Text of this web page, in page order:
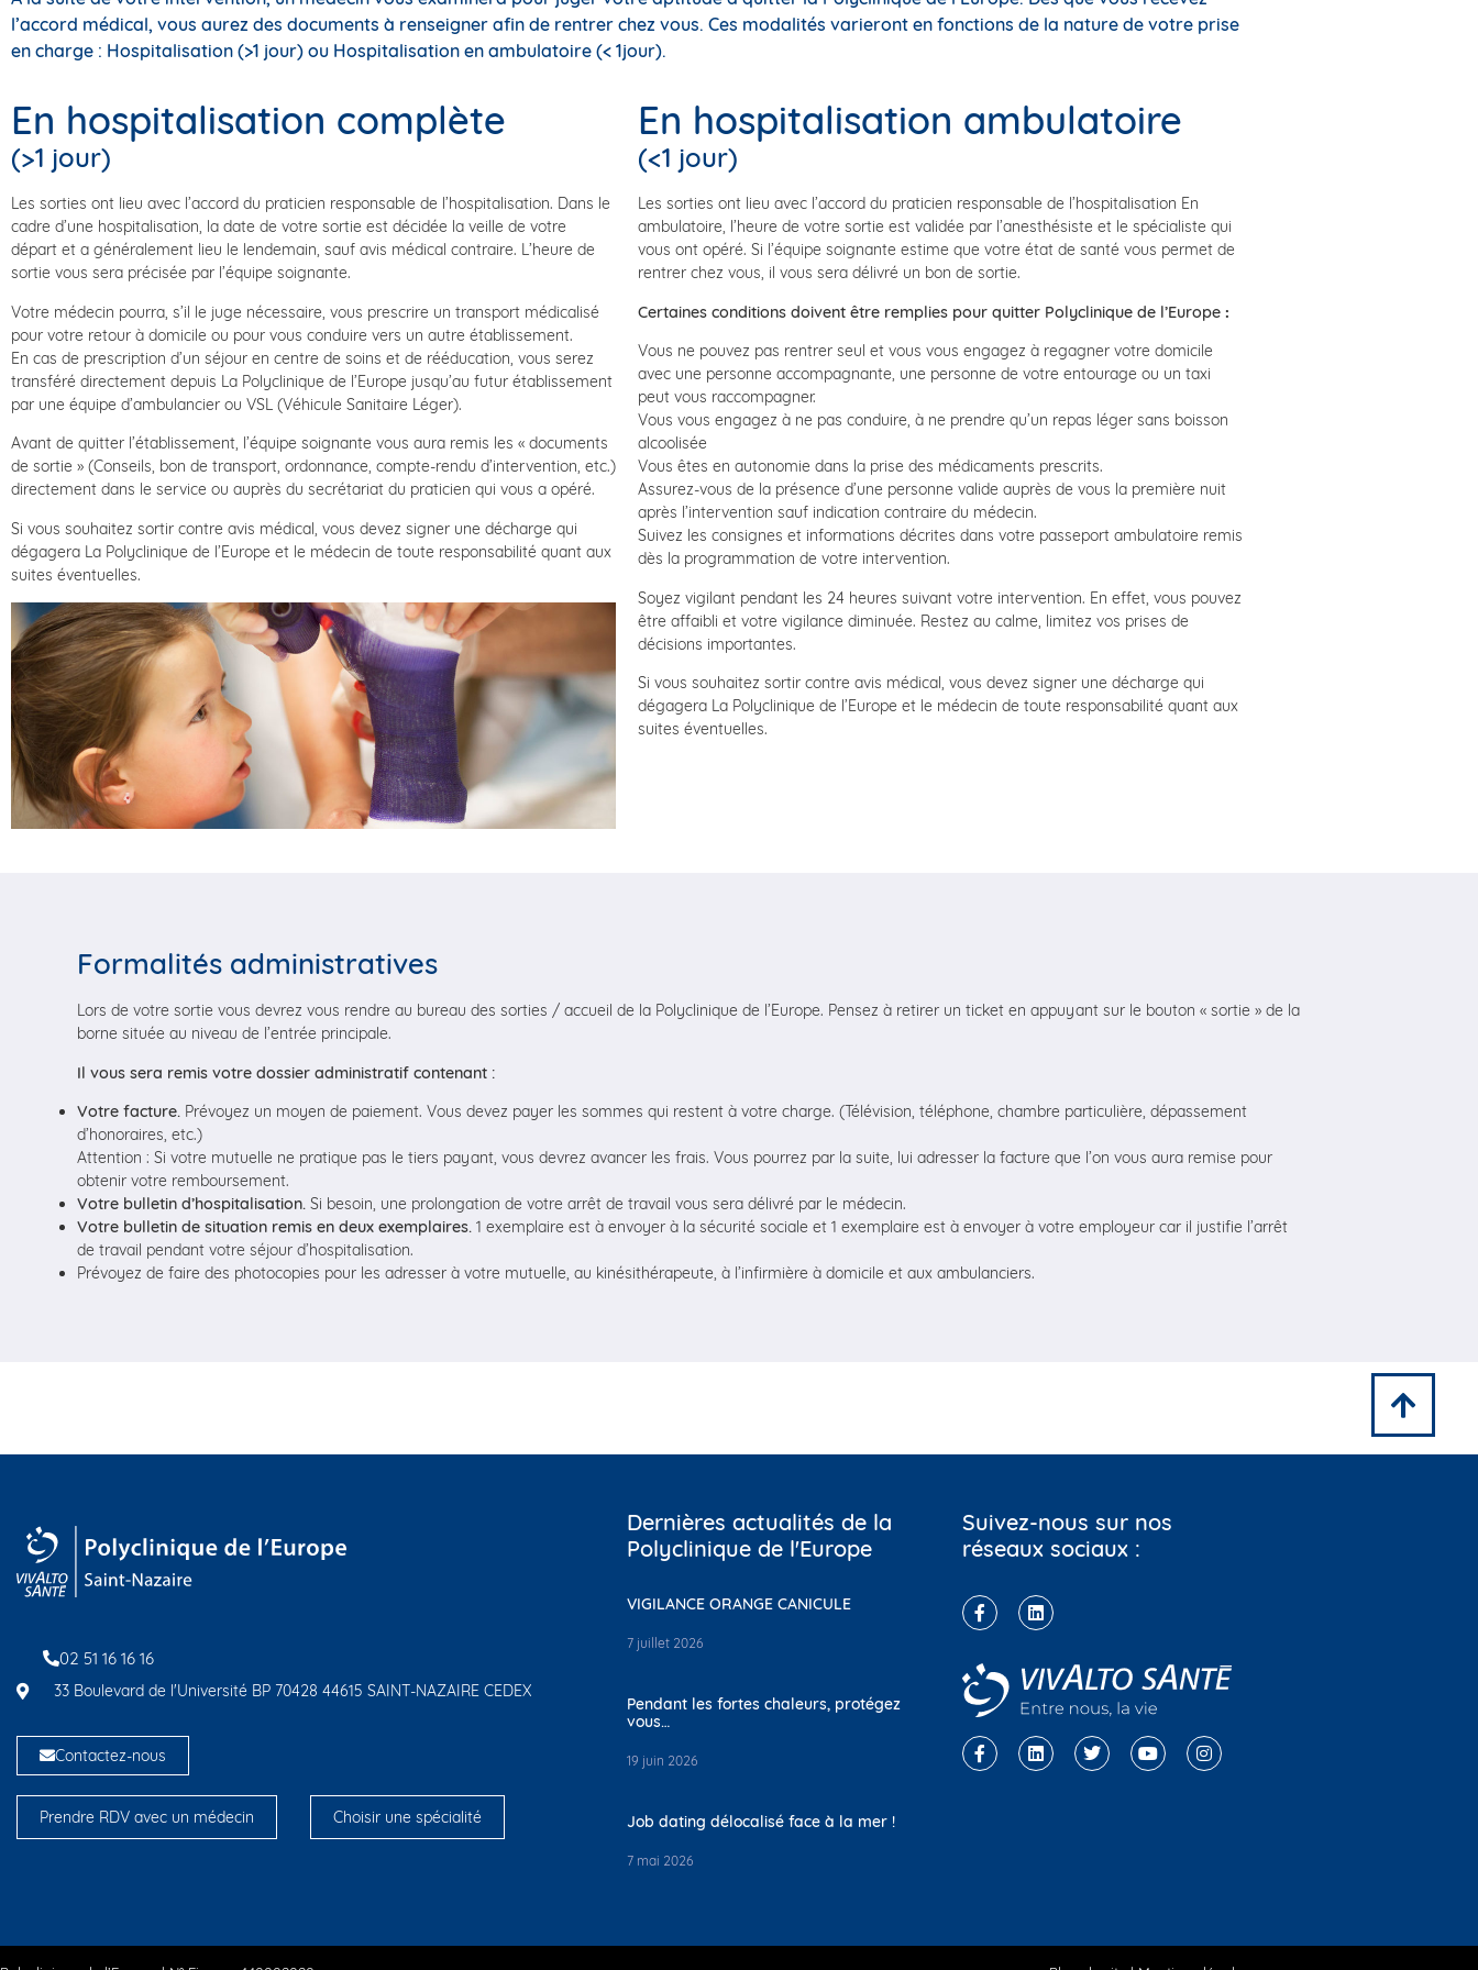
l’accord médical, vous aurez des documents à renseigner afin de rentrer chez vous. Ces modalités varieront en fonctions de la nature de votre prise
en charge : Hospitalisation (>1 jour) ou Hospitalisation en ambulatoire (< 1jour).
En hospitalisation complète
(>1 jour)
Les sorties ont lieu avec l’accord du praticien responsable de l’hospitalisation. Dans le
cadre d’une hospitalisation, la date de votre sortie est décidée la veille de votre
départ et a généralement lieu le lendemain, sauf avis médical contraire. L’heure de
sortie vous sera précisée par l’équipe soignante.
Votre médecin pourra, s’il le juge nécessaire, vous prescrire un transport médicalisé
pour votre retour à domicile ou pour vous conduire vers un autre établissement.
En cas de prescription d’un séjour en centre de soins et de rééducation, vous serez
transféré directement depuis La Polyclinique de l’Europe jusqu’au futur établissement
par une équipe d’ambulancier ou VSL (Véhicule Sanitaire Léger).
Avant de quitter l’établissement, l’équipe soignante vous aura remis les « documents
de sortie » (Conseils, bon de transport, ordonnance, compte-rendu d’intervention, etc.)
directement dans le service ou auprès du secrétariat du praticien qui vous a opéré.
Si vous souhaitez sortir contre avis médical, vous devez signer une décharge qui
dégagera La Polyclinique de l’Europe et le médecin de toute responsabilité quant aux
suites éventuelles.
En hospitalisation ambulatoire
(<1 jour)
Les sorties ont lieu avec l’accord du praticien responsable de l’hospitalisation En
ambulatoire, l’heure de votre sortie est validée par l’anesthésiste et le spécialiste qui
vous ont opéré. Si l’équipe soignante estime que votre état de santé vous permet de
rentrer chez vous, il vous sera délivré un bon de sortie.
Certaines conditions doivent être remplies pour quitter Polyclinique de l’Europe :
Vous ne pouvez pas rentrer seul et vous vous engagez à regagner votre domicile
avec une personne accompagnante, une personne de votre entourage ou un taxi
peut vous raccompagner.
Vous vous engagez à ne pas conduire, à ne prendre qu’un repas léger sans boisson
alcoolisée
Vous êtes en autonomie dans la prise des médicaments prescrits.
Assurez-vous de la présence d’une personne valide auprès de vous la première nuit
après l’intervention sauf indication contraire du médecin.
Suivez les consignes et informations décrites dans votre passeport ambulatoire remis
dès la programmation de votre intervention.
Soyez vigilant pendant les 24 heures suivant votre intervention. En effet, vous pouvez
être affaibli et votre vigilance diminuée. Restez au calme, limitez vos prises de
décisions importantes.
Si vous souhaitez sortir contre avis médical, vous devez signer une décharge qui
dégagera La Polyclinique de l’Europe et le médecin de toute responsabilité quant aux
suites éventuelles.
Formalités administratives
Lors de votre sortie vous devrez vous rendre au bureau des sorties / accueil de la Polyclinique de l’Europe. Pensez à retirer un ticket en appuyant sur le bouton « sortie » de la
borne située au niveau de l’entrée principale.
Il vous sera remis votre dossier administratif contenant :
Votre facture. Prévoyez un moyen de paiement. Vous devez payer les sommes qui restent à votre charge. (Télévision, téléphone, chambre particulière, dépassement
d’honoraires, etc.)
Attention : Si votre mutuelle ne pratique pas le tiers payant, vous devrez avancer les frais. Vous pourrez par la suite, lui adresser la facture que l’on vous aura remise pour
obtenir votre remboursement.
Votre bulletin d’hospitalisation. Si besoin, une prolongation de votre arrêt de travail vous sera délivré par le médecin.
Votre bulletin de situation remis en deux exemplaires. 1 exemplaire est à envoyer à la sécurité sociale et 1 exemplaire est à envoyer à votre employeur car il justifie l’arrêt
de travail pendant votre séjour d’hospitalisation.
Prévoyez de faire des photocopies pour les adresser à votre mutuelle, au kinésithérapeute, à l’infirmière à domicile et aux ambulanciers.
02 51 16 16 16
33 Boulevard de l'Université BP 70428 44615 SAINT-NAZAIRE CEDEX
Contactez-nous
Prendre RDV avec un médecin Choisir une spécialité
Dernières actualités de la
Polyclinique de l'Europe
VIGILANCE ORANGE CANICULE
7 juillet 2026
Pendant les fortes chaleurs, protégez
vous…
19 juin 2026
Job dating délocalisé face à la mer !
7 mai 2026
Suivez-nous sur nos
réseaux sociaux :